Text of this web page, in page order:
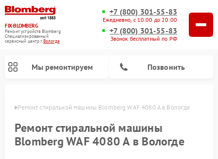
FIX-BLOMBERG
Ремонт устройств Blomberg
Специализированный
cервисный центр г.Вологда
+7 (800) 301-55-83
Ежедневно, с 10:00 до 20:00
+7 (800) 301-55-83
Звонок бесплатный по РФ
Мы ремонтируем Позвонить
Ремонт стиральной машины Blomberg WAF 4080 A в Вологде
Ремонт стиральной машины
Blomberg WAF 4080 A в Вологде